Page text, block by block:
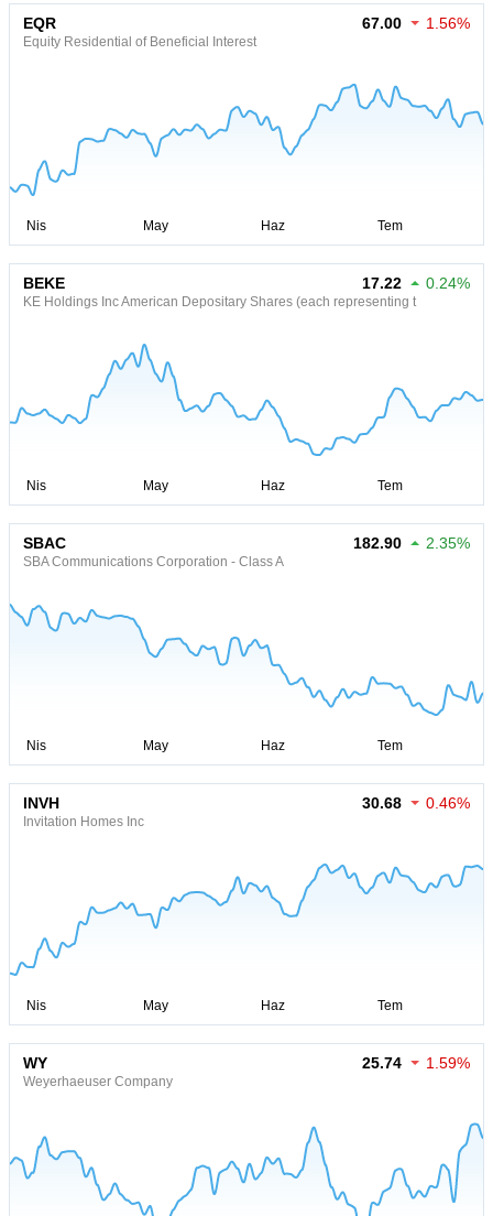
EQR
Equity Residential of Beneficial Interest
67.00 1.56%
BEKE
KE Holdings Inc American Depositary Shares (each representing t
17.22 0.24%
SBAC
SBA Communications Corporation - Class A
182.90 2.35%
INVH
Invitation Homes Inc
30.68 0.46%
WY
Weyerhaeuser Company
25.74 1.59%